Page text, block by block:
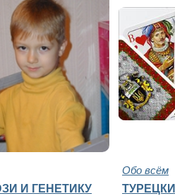
Обо всём
И ГЕНЕТИКУ